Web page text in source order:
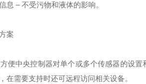
息 – 不受污物和液体的影响。
案
便中央控制器对单个或多个传感器的设
在需要支持时还可远程访问相关设备。